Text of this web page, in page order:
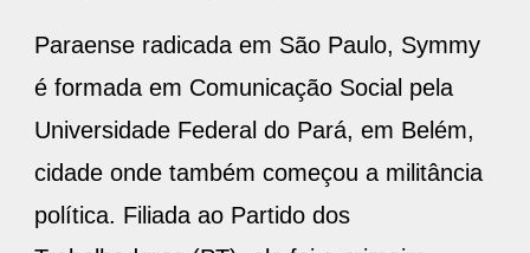
Paraense radicada em São Paulo, Symmy
é formada em Comunicação Social pela
Universidade Federal do Pará, em Belém,
cidade onde também começou a militância
política. Filiada ao Partido dos